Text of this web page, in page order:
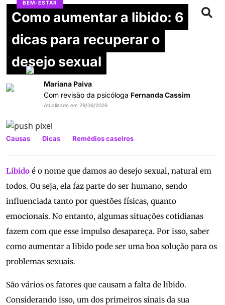
BEM-ESTAR
Como aumentar a libido: 6
dicas para recuperar o
desejo sexual
Mariana Paiva
Com revisão da psicóloga Fernanda Cassim
Atualizado em 29/06/2026
Causas Dicas Remédios caseiros
Libido é o nome que damos ao desejo sexual, natural em
todos. Ou seja, ela faz parte do ser humano, sendo
influenciada tanto por questões físicas, quanto
emocionais. No entanto, algumas situações cotidianas
fazem com que esse impulso desapareça. Por isso, saber
como aumentar a libido pode ser uma boa solução para os
problemas sexuais.
São vários os fatores que causam a falta de libido.
Considerando isso, um dos primeiros sinais da sua